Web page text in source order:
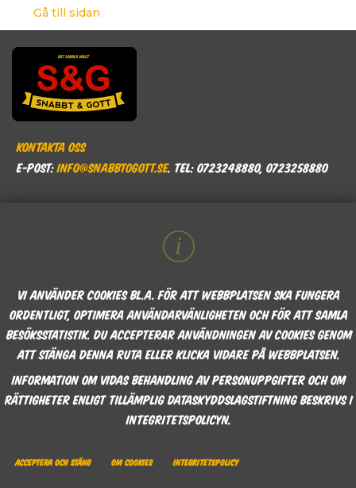
Gå till sidan
Kontakta oss
E-post:info@snabbtogott.se. Tel: 0723248880, 0723258880
Vi använder cookies bl.a. för att webbplatsen ska fungera
ordentligt, optimera användarvänligheten och för att samla
besöksstatistik. Du accepterar användningen av cookies genom
att stänga denna ruta eller klicka vidare på webbplatsen.
Information om Vidas behandling av personuppgifter och om
rättigheter enligt tillämplig dataskyddslagstiftning beskrivs i
integritetspolicyn.
Acceptera och stäng Om cookies Integritetspolicy